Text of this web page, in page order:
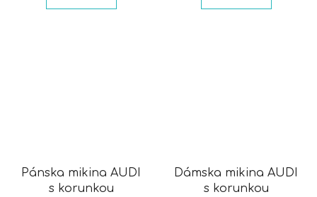
Pánska mikina AUDI
s korunkou
Dámska mikina AUDI
s korunkou